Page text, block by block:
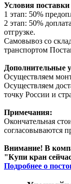
Условия
1 этап: 50%
2 этап: 50%
отгрузке.
Самовывоз со
транспортом
Дополнительные
Осуществляем
Осуществляем
точку России и
Примечания:
Окончательная
согласовываются
Внимание! В
"Купи кран
Подробнее о